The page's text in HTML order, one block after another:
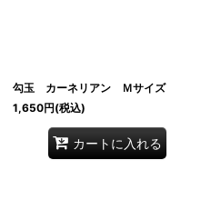
勾玉 カーネリアン Ｍサイズ
1,650円(税込)
カートに入れる